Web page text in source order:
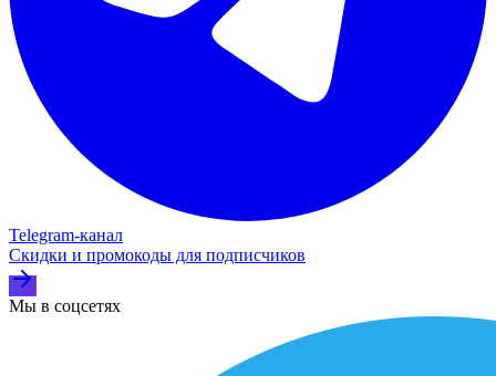
Telegram‑канал
Скидки и промокоды для подписчиков
Мы в соцсетях